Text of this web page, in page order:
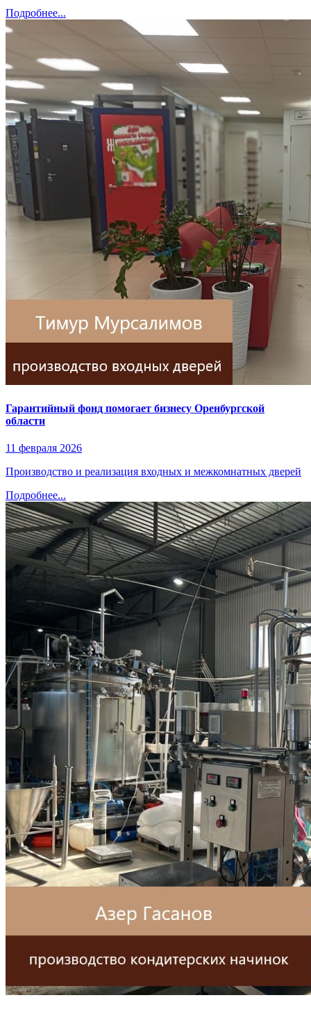
Подробнее...
Гарантийный фонд помогает бизнесу Оренбургской
области
11 февраля 2026
Производство и реализация входных и межкомнатных дверей
Подробнее...